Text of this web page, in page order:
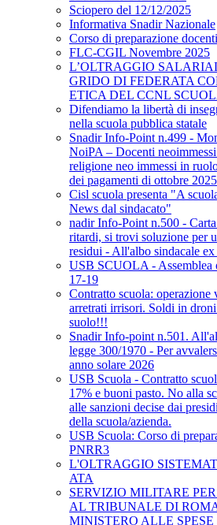
Sciopero del 12/12/2025
Informativa Snadir Nazionale
Corso di preparazione
FLC-CGIL Novembre 2025
L’OLTRAGGIO
GRIDO DI FEDERATA
ETICA DEL CCNL
Difendiamo la libertà di
nella scuola pubblica statale
Snadir Info-Point n.499 -
NoiPA – Docenti
religione neo immessi in
dei pagamenti di ottobre 2025
Cisl scuola presenta "A
News dal sindacato"
nadir Info-Point n.500 -
ritardi, si trovi soluzione per
residui - All'albo sindacale
USB SCUOLA - Assemblea
17-19
Contratto scuola: operazione
arretrati irrisori. Soldi in
suolo!!!
Snadir Info-point n.501.
legge 300/1970 - Per
anno solare 2026
USB Scuola - Contratto
17% e buoni pasto. No alla
alle sanzioni decise dai
della scuola/azienda.
USB Scuola: Corso di
PNRR3
L'OLTRAGGIO
ATA
SERVIZIO MILITARE
AL TRIBUNALE DI
MINISTERO ALLE